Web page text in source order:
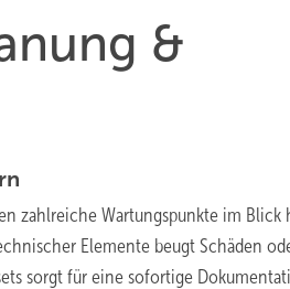
&
zahlreiche Wartungspunkte im Blick
Elemente beugt Schäden
sorgt für eine sofortige